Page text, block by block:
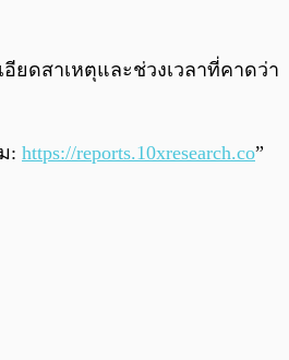
ยดสาเหตุและช่วงเวลาที่คาดว่า
: https://reports.10xresearch.co”